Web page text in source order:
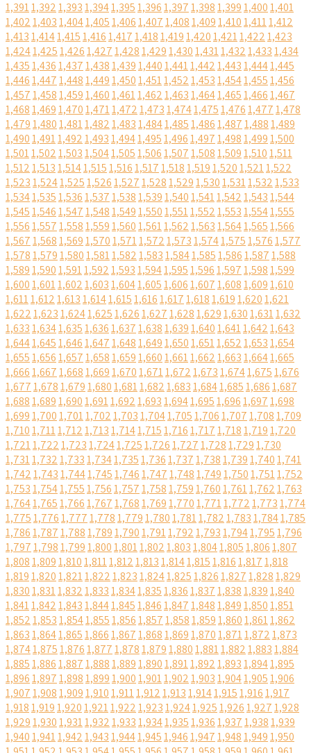
1,3911,3921,3931,3941,3951,3961,3971,3981,3991,4001,401
1,4021,4031,4041,4051,4061,4071,4081,4091,4101,4111,412
1,4131,4141,4151,4161,4171,4181,4191,4201,4211,4221,423
1,4241,4251,4261,4271,4281,4291,4301,4311,4321,4331,434
1,4351,4361,4371,4381,4391,4401,4411,4421,4431,4441,445
1,4461,4471,4481,4491,4501,4511,4521,4531,4541,4551,456
1,4571,4581,4591,4601,4611,4621,4631,4641,4651,4661,467
1,4681,4691,4701,4711,4721,4731,4741,4751,4761,4771,478
1,4791,4801,4811,4821,4831,4841,4851,4861,4871,4881,489
1,4901,4911,4921,4931,4941,4951,4961,4971,4981,4991,500
1,5011,5021,5031,5041,5051,5061,5071,5081,5091,5101,511
1,5121,5131,5141,5151,5161,5171,5181,5191,5201,5211,522
1,5231,5241,5251,5261,5271,5281,5291,5301,5311,5321,533
1,5341,5351,5361,5371,5381,5391,5401,5411,5421,5431,544
1,5451,5461,5471,5481,5491,5501,5511,5521,5531,5541,555
1,5561,5571,5581,5591,5601,5611,5621,5631,5641,5651,566
1,5671,5681,5691,5701,5711,5721,5731,5741,5751,5761,577
1,5781,5791,5801,5811,5821,5831,5841,5851,5861,5871,588
1,5891,5901,5911,5921,5931,5941,5951,5961,5971,5981,599
1,6001,6011,6021,6031,6041,6051,6061,6071,6081,6091,610
1,6111,6121,6131,6141,6151,6161,6171,6181,6191,6201,621
1,6221,6231,6241,6251,6261,6271,6281,6291,6301,6311,632
1,6331,6341,6351,6361,6371,6381,6391,6401,6411,6421,643
1,6441,6451,6461,6471,6481,6491,6501,6511,6521,6531,654
1,6551,6561,6571,6581,6591,6601,6611,6621,6631,6641,665
1,6661,6671,6681,6691,6701,6711,6721,6731,6741,6751,676
1,6771,6781,6791,6801,6811,6821,6831,6841,6851,6861,687
1,6881,6891,6901,6911,6921,6931,6941,6951,6961,6971,698
1,6991,7001,7011,7021,7031,7041,7051,7061,7071,7081,709
1,7101,7111,7121,7131,7141,7151,7161,7171,7181,7191,720
1,7211,7221,7231,7241,7251,7261,7271,7281,7291,730
1,7311,7321,7331,7341,7351,7361,7371,7381,7391,7401,741
1,7421,7431,7441,7451,7461,7471,7481,7491,7501,7511,752
1,7531,7541,7551,7561,7571,7581,7591,7601,7611,7621,763
1,7641,7651,7661,7671,7681,7691,7701,7711,7721,7731,774
1,7751,7761,7771,7781,7791,7801,7811,7821,7831,7841,785
1,7861,7871,7881,7891,7901,7911,7921,7931,7941,7951,796
1,7971,7981,7991,8001,8011,8021,8031,8041,8051,8061,807
1,8081,8091,8101,8111,8121,8131,8141,8151,8161,8171,818
1,8191,8201,8211,8221,8231,8241,8251,8261,8271,8281,829
1,8301,8311,8321,8331,8341,8351,8361,8371,8381,8391,840
1,8411,8421,8431,8441,8451,8461,8471,8481,8491,8501,851
1,8521,8531,8541,8551,8561,8571,8581,8591,8601,8611,862
1,8631,8641,8651,8661,8671,8681,8691,8701,8711,8721,873
1,8741,8751,8761,8771,8781,8791,8801,8811,8821,8831,884
1,8851,8861,8871,8881,8891,8901,8911,8921,8931,8941,895
1,8961,8971,8981,8991,9001,9011,9021,9031,9041,9051,906
1,9071,9081,9091,9101,9111,9121,9131,9141,9151,9161,917
1,9181,9191,9201,9211,9221,9231,9241,9251,9261,9271,928
1,9291,9301,9311,9321,9331,9341,9351,9361,9371,9381,939
1,9401,9411,9421,9431,9441,9451,9461,9471,9481,9491,950